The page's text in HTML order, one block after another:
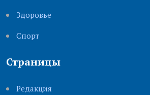
Здоровье
Cпорт
Страницы
Редакция